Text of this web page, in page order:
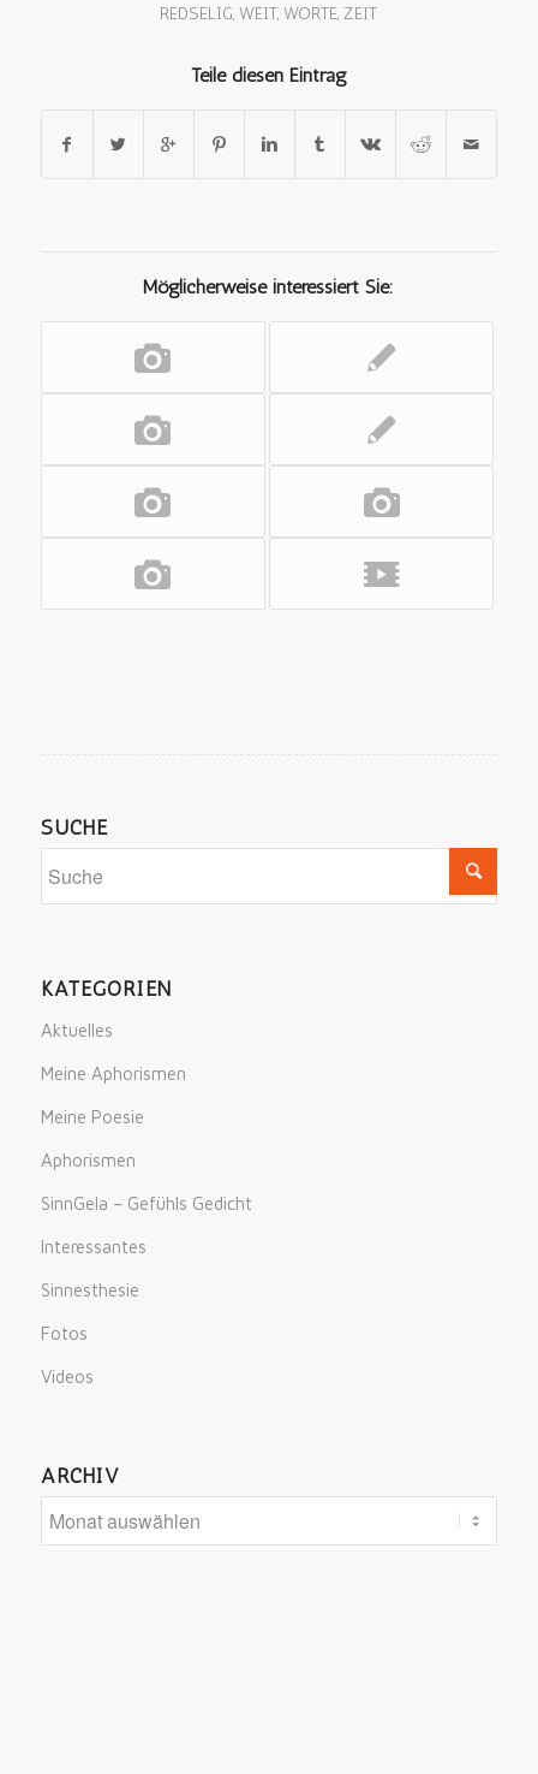
REDSELIG ,WEIT ,WORTE ZEIT
Teile diesen Eintrag
Möglicherweise interessiert Sie:
SUCHE
KATEGORIEN
Aktuelles
Meine Aphorismen
Meine Poesie
Aphorismen
SinnGela – Gefühls Gedicht
Interessantes
Sinnesthesie
Fotos
Videos
ARCHIV